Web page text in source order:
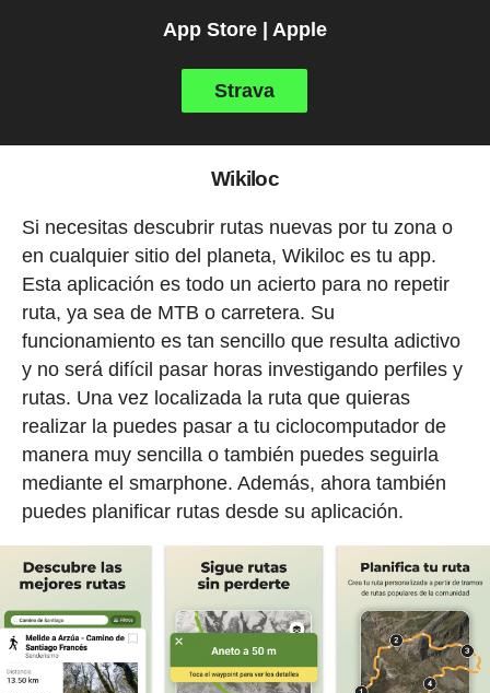
App Store | Apple
Strava
Wikiloc
Si necesitas descubrir rutas nuevas por tu zona o
en cualquier sitio del planeta, Wikiloc es tu app.
Esta aplicación es todo un acierto para no repetir
ruta, ya sea de MTB o carretera. Su
funcionamiento es tan sencillo que resulta adictivo
y no será difícil pasar horas investigando perfiles y
rutas. Una vez localizada la ruta que quieras
realizar la puedes pasar a tu ciclocomputador de
manera muy sencilla o también puedes seguirla
mediante el smarphone. Además, ahora también
puedes planificar rutas desde su aplicación.